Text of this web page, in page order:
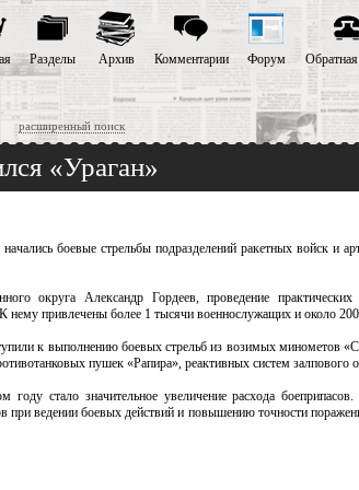
расширенный поиск
Разделы Архив Комментарии Форум Обратная
«Ураган»
боевые стрельбы подразделений ракетных войск и
округа Александр Гордеев, проведение
нему привлечены более 1 тысячи военнослужащих и около
к выполнению боевых стрельб из возимых
пушек «Рапира», реактивных систем залпового
году стало значительное увеличение расхода
при ведении боевых действий и повышению точности